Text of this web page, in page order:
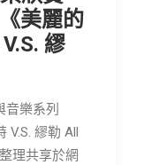
美麗的
繆
音樂系列
V.S. 繆勒 All
理共享於網